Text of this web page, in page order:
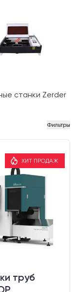
станки Zerder
Фильтры
ХИТ ПРОДАЖ
труб